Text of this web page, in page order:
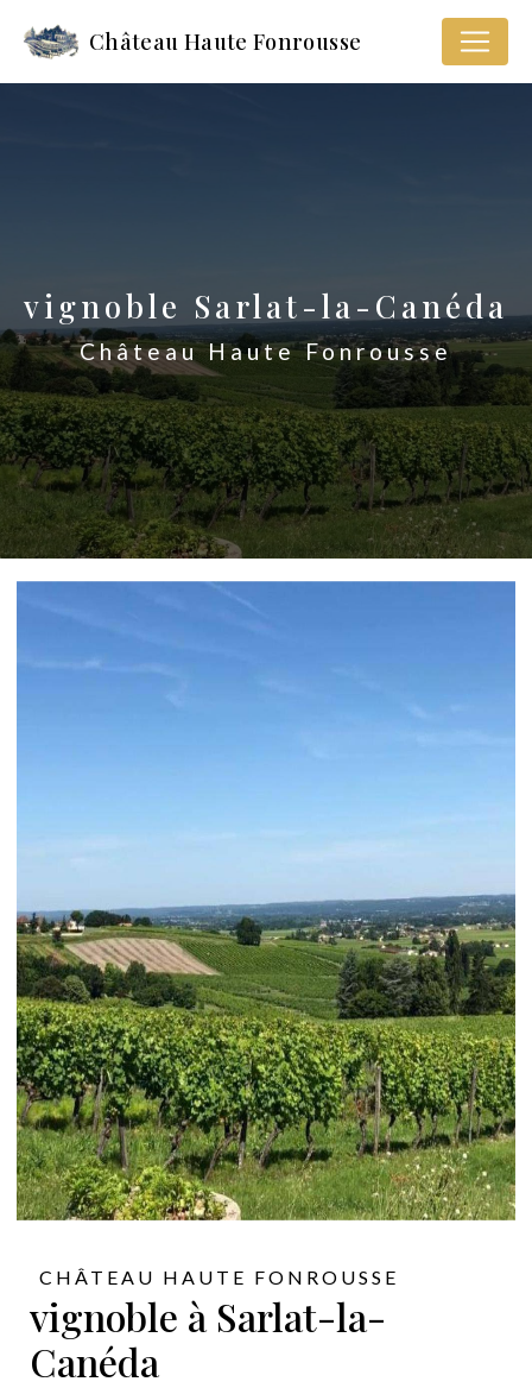
Château Haute Fonrousse
vignoble Sarlat-la-Canéda
Château Haute Fonrousse
CHÂTEAU HAUTE FONROUSSE
vignoble à Sarlat-la-
Canéda